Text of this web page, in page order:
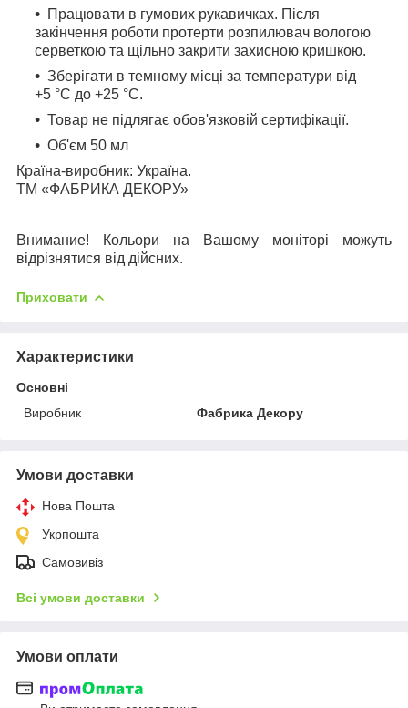
Працювати в гумових рукавичках. Після
закінчення роботи протерти розпилювач вологою
серветкою та щільно закрити захисною кришкою.
Зберігати в темному місці за температури від
+5 °C до +25 °C.
Товар не підлягає обов'язковій сертифікації.
Об'єм 50 мл
Країна-виробник: Україна.
ТМ «ФАБРИКА ДЕКОРУ»
Внимание! Кольори на Вашому моніторі можуть
відрізнятися від дійсних.
Приховати
Характеристики
Основні
Виробник
Фабрика Декору
Умови доставки
Нова Пошта
Укрпошта
Самовивіз
Всі умови доставки
Умови оплати